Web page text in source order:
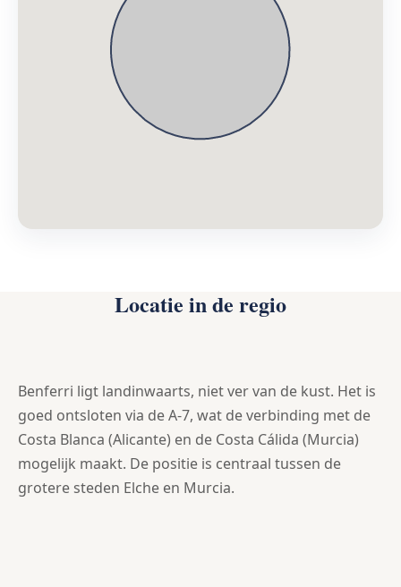
Locatie in de regio
Benferri ligt landinwaarts, niet ver van de kust. Het is
goed ontsloten via de A-7, wat de verbinding met de
Costa Blanca (Alicante) en de Costa Cálida (Murcia)
mogelijk maakt. De positie is centraal tussen de
grotere steden Elche en Murcia.